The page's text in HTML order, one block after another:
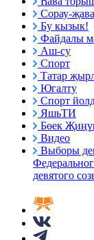
Сорау-
Бу кызык!
Файдалы
Аш-су
Спорт
Татар
Югалту
Спорт
ЯшьТИ
Бөек
Видео
Выборы
девятого